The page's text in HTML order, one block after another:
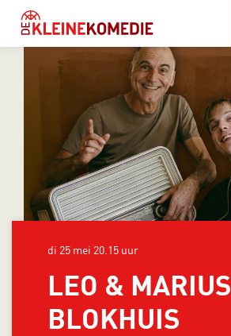
LEO & MARIUS
BLOKHUIS
di 25 mei 20.15 uur